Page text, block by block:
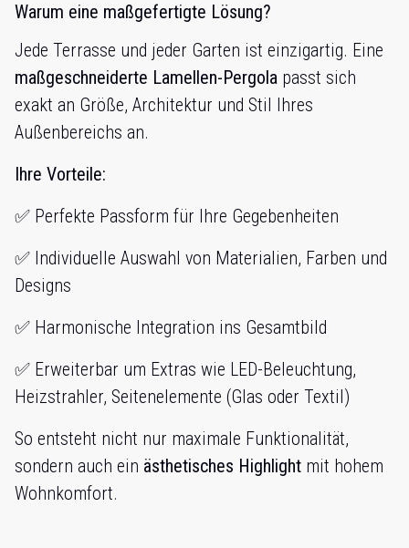
Warum eine maßgefertigte Lösung?
Jede Terrasse und jeder Garten ist einzigartig. Eine
maßgeschneiderte Lamellen-Pergola passt sich
exakt an Größe, Architektur und Stil Ihres
Außenbereichs an.
Ihre Vorteile:
✅ Perfekte Passform für Ihre Gegebenheiten
✅ Individuelle Auswahl von Materialien, Farben und
Designs
✅ Harmonische Integration ins Gesamtbild
✅ Erweiterbar um Extras wie LED-Beleuchtung,
Heizstrahler, Seitenelemente (Glas oder Textil)
So entsteht nicht nur maximale Funktionalität,
sondern auch ein ästhetisches Highlight mit hohem
Wohnkomfort.